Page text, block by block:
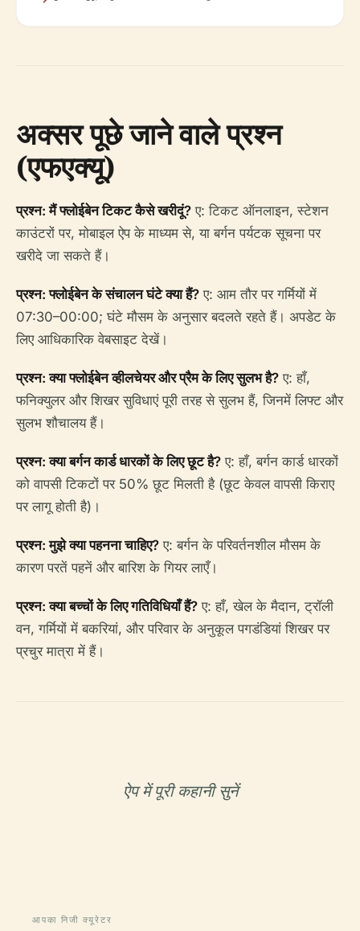
अक्सर पूछे जाने वाले प्रश्न
(एफएक्यू)
प्रश्न: मैं फ्लोईबेन टिकट कैसे खरीदूं? ए: टिकट ऑनलाइन, स्टेशन
काउंटरों पर, मोबाइल ऐप के माध्यम से, या बर्गन पर्यटक सूचना पर
खरीदे जा सकते हैं।
प्रश्न: फ्लोईबेन के संचालन घंटे क्या हैं? ए: आम तौर पर गर्मियों में
07:30–00:00; घंटे मौसम के अनुसार बदलते रहते हैं। अपडेट के
लिए आधिकारिक वेबसाइट देखें।
प्रश्न: क्या फ्लोईबेन व्हीलचेयर और प्रैम के लिए सुलभ है? ए: हाँ,
फनिक्युलर और शिखर सुविधाएं पूरी तरह से सुलभ हैं, जिनमें लिफ्ट और
सुलभ शौचालय हैं।
प्रश्न: क्या बर्गन कार्ड धारकों के लिए छूट है? ए: हाँ, बर्गन कार्ड धारकों
को वापसी टिकटों पर 50% छूट मिलती है (छूट केवल वापसी किराए
पर लागू होती है)।
प्रश्न: मुझे क्या पहनना चाहिए? ए: बर्गन के परिवर्तनशील मौसम के
कारण परतें पहनें और बारिश के गियर लाएँ।
प्रश्न: क्या बच्चों के लिए गतिविधियाँ हैं? ए: हाँ, खेल के मैदान, ट्रॉली
वन, गर्मियों में बकरियां, और परिवार के अनुकूल पगडंडियां शिखर पर
प्रचुर मात्रा में हैं।
ऐप में पूरी कहानी सुनें
आपका निजी क्यूरेटर